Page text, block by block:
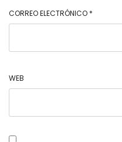
CORREO ELECTRÓNICO *
WEB